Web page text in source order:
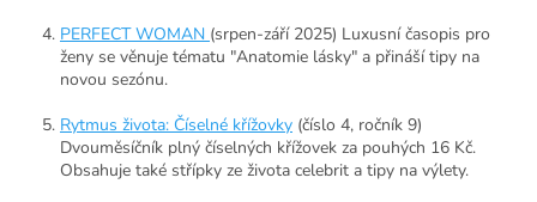
PERFECT WOMAN (srpen-září 2025) Luxusní časopis pro
ženy se věnuje tématu "Anatomie lásky" a přináší tipy na
novou sezónu.
Rytmus života: Číselné křížovky (číslo 4, ročník 9)
Dvouměsíčník plný číselných křížovek za pouhých 16 Kč.
Obsahuje také střípky ze života celebrit a tipy na výlety.